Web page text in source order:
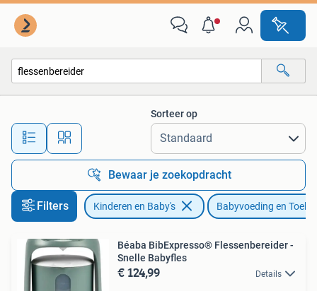
Alle afstanden…
Sorteer op
Bewaar je zoekopdracht
Filters Kinderen en Baby's Babyvoeding en
Béaba BibExpresso® Flessenbereider -
Snelle Babyfles
€ 124,99 Details